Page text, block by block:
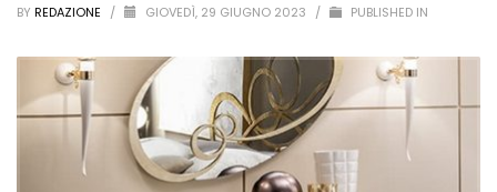
BY REDAZIONE / GIOVEDÌ, 29 GIUGNO 2023 / PUBLISHED IN